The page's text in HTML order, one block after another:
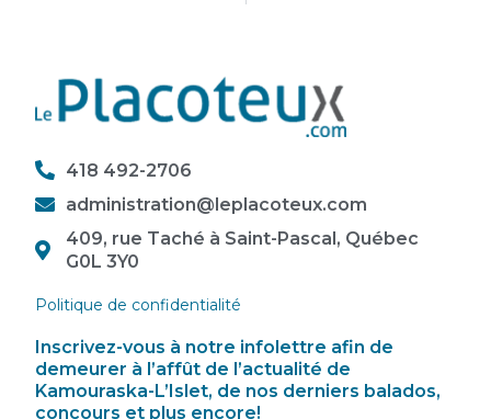
418 492-2706
administration@leplacoteux.com
409, rue Taché à Saint-Pascal, Québec
G0L 3Y0
Politique de confidentialité
Inscrivez-vous à notre infolettre afin de
demeurer à l’affût de l’actualité de
Kamouraska-L’Islet, de nos derniers balados,
concours et plus encore!